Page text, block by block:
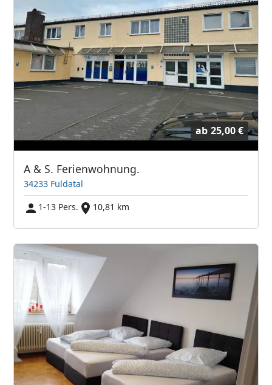
ab 25,00 €
A & S. Ferienwohnung.
34233 Fuldatal
1-13 Pers.
10,81 km